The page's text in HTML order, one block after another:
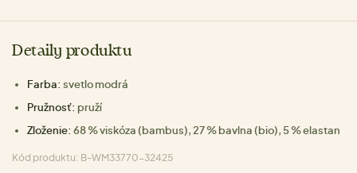
Detaily produktu
Farba: svetlo modrá
Pružnosť: pruží
Zloženie: 68 % viskóza (bambus), 27 % bavlna (bio), 5 % elastan
Kód produktu: B-WM33770-32425